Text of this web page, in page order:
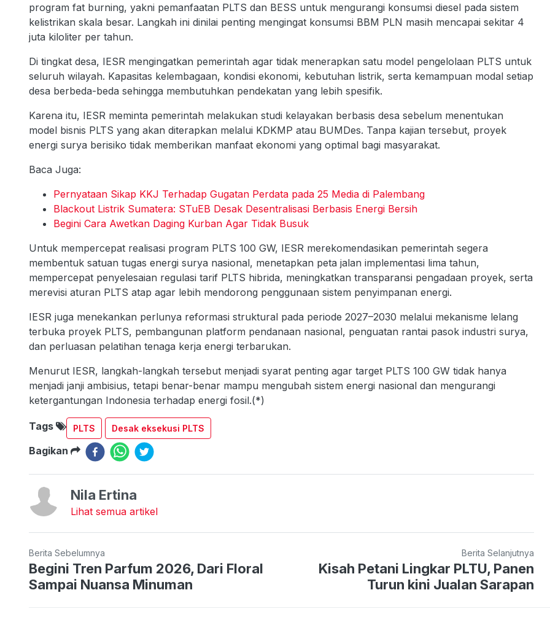
program fat burning, yakni pemanfaatan PLTS dan BESS untuk mengurangi konsumsi diesel pada sistem
kelistrikan skala besar. Langkah ini dinilai penting mengingat konsumsi BBM PLN masih mencapai sekitar 4
juta kiloliter per tahun.
Di tingkat desa, IESR mengingatkan pemerintah agar tidak menerapkan satu model pengelolaan PLTS untuk
seluruh wilayah. Kapasitas kelembagaan, kondisi ekonomi, kebutuhan listrik, serta kemampuan modal setiap
desa berbeda-beda sehingga membutuhkan pendekatan yang lebih spesifik.
Karena itu, IESR meminta pemerintah melakukan studi kelayakan berbasis desa sebelum menentukan
model bisnis PLTS yang akan diterapkan melalui KDKMP atau BUMDes. Tanpa kajian tersebut, proyek
energi surya berisiko tidak memberikan manfaat ekonomi yang optimal bagi masyarakat.
Baca Juga:
Pernyataan Sikap KKJ Terhadap Gugatan Perdata pada 25 Media di Palembang
Blackout Listrik Sumatera: STuEB Desak Desentralisasi Berbasis Energi Bersih
Begini Cara Awetkan Daging Kurban Agar Tidak Busuk
Untuk mempercepat realisasi program PLTS 100 GW, IESR merekomendasikan pemerintah segera
membentuk satuan tugas energi surya nasional, menetapkan peta jalan implementasi lima tahun,
mempercepat penyelesaian regulasi tarif PLTS hibrida, meningkatkan transparansi pengadaan proyek, serta
merevisi aturan PLTS atap agar lebih mendorong penggunaan sistem penyimpanan energi.
IESR juga menekankan perlunya reformasi struktural pada periode 2027–2030 melalui mekanisme lelang
terbuka proyek PLTS, pembangunan platform pendanaan nasional, penguatan rantai pasok industri surya,
dan perluasan pelatihan tenaga kerja energi terbarukan.
Menurut IESR, langkah-langkah tersebut menjadi syarat penting agar target PLTS 100 GW tidak hanya
menjadi janji ambisius, tetapi benar-benar mampu mengubah sistem energi nasional dan mengurangi
ketergantungan Indonesia terhadap energi fosil.(*)
Tags PLTS Desak eksekusi PLTS
Bagikan
Nila Ertina
Lihat semua artikel
Berita Sebelumnya
Begini Tren Parfum 2026, Dari Floral
Sampai Nuansa Minuman
Berita Selanjutnya
Kisah Petani Lingkar PLTU, Panen
Turun kini Jualan Sarapan